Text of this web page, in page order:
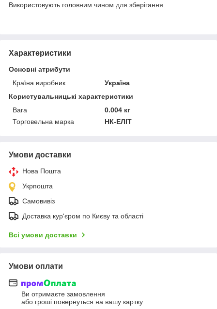
Використовують головним чином для зберігання.
Характеристики
Основні атрибути
Країна виробник
Україна
Користувальницькі характеристики
Вага
0.004 кг
Торговельна марка
НК-ЕЛІТ
Умови доставки
Нова Пошта
Укрпошта
Самовивіз
Доставка кур'єром по Києву та області
Всі умови доставки
Умови оплати
Ви отримаєте замовлення
або гроші повернуться на вашу картку